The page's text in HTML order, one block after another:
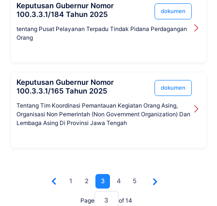
Keputusan Gubernur Nomor
100.3.3.1/184 Tahun 2025
dokumen
tentang Pusat Pelayanan Terpadu Tindak Pidana Perdagangan
Orang
Keputusan Gubernur Nomor
100.3.3.1/165 Tahun 2025
dokumen
Tentang Tim Koordinasi Pemantauan Kegiatan Orang Asing,
Organisasi Non Pemerintah (Non Government Organization) Dan
Lembaga Asing Di Provinsi Jawa Tengah
1 2 3 4 5
Page of 14